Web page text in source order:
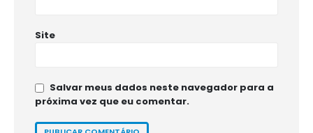
Site
Salvar meus dados neste navegador para a
próxima vez que eu comentar.